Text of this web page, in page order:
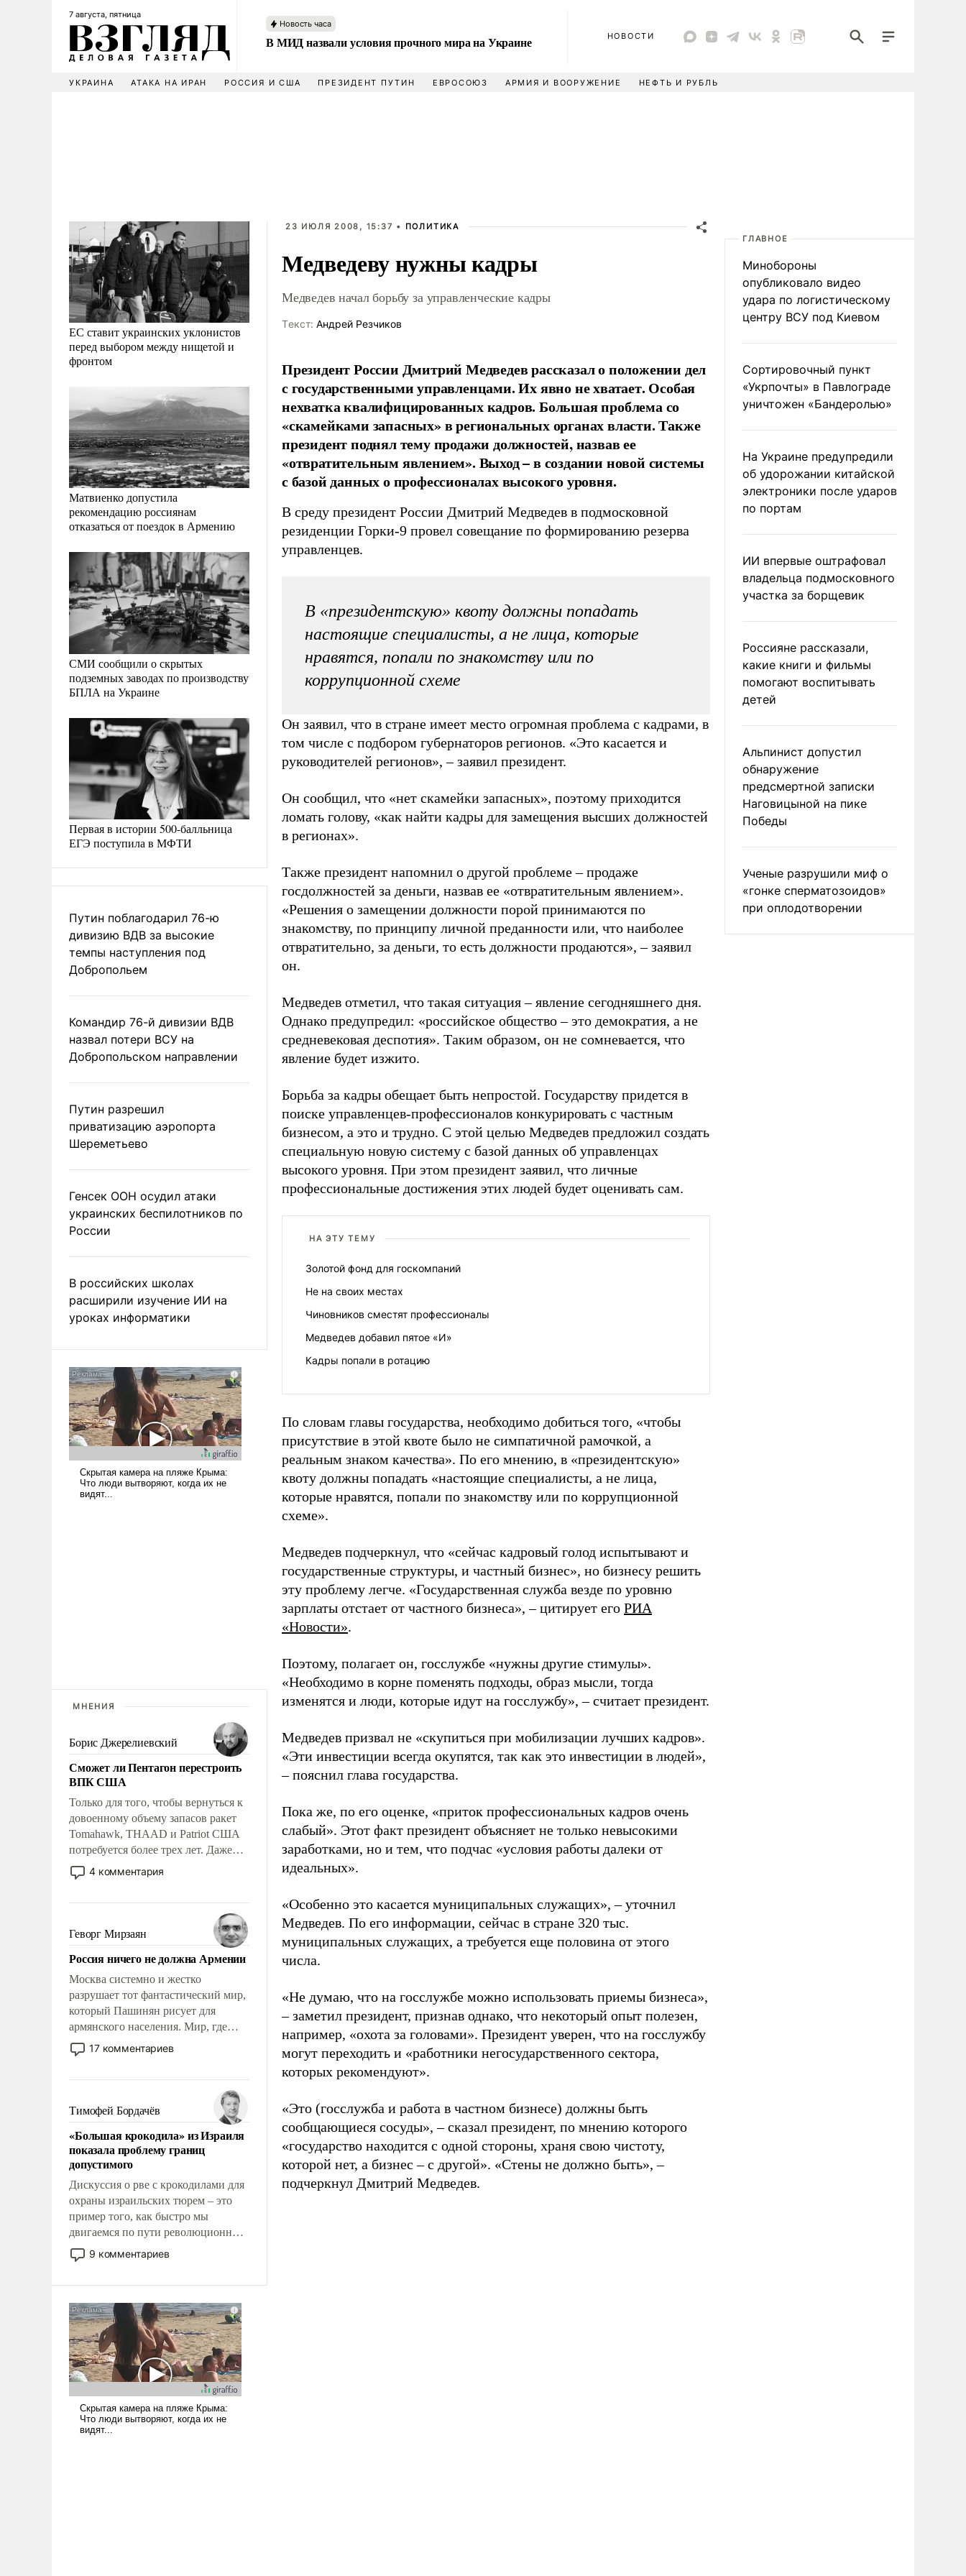
7 августа, пятница
Новость часа
В МИД назвали условия прочного мира на Украине НОВОСТИ
УКРАИНА АТАКА НА ИРАН РОССИЯ И США ПРЕЗИДЕНТ ПУТИН ЕВРОСОЮЗ АРМИЯ И ВООРУЖЕНИЕ НЕФТЬ И РУБЛЬ
ЕС ставит украинских уклонистов
перед выбором между нищетой и
фронтом
Матвиенко допустила
рекомендацию россиянам
отказаться от поездок в Армению
СМИ сообщили о скрытых
подземных заводах по производству
БПЛА на Украине
Первая в истории 500-балльница
ЕГЭ поступила в МФТИ
Путин поблагодарил 76-ю
дивизию ВДВ за высокие
темпы наступления под
Добропольем
Командир 76-й дивизии ВДВ
назвал потери ВСУ на
Добропольском направлении
Путин разрешил
приватизацию аэропорта
Шереметьево
Генсек ООН осудил атаки
украинских беспилотников по
России
В российских школах
расширили изучение ИИ на
уроках информатики
МНЕНИЯ
Борис Джерелиевский
Сможет ли Пентагон перестроить
ВПК США
Только для того, чтобы вернуться к
довоенному объему запасов ракет
Tomahawk, THAAD и Patriot США
потребуется более трех лет. Даже
небольшая война с Ираном
опустошила американские
уязвимости США, например, перед
Китаем.
4 комментария
Геворг Мирзаян
Россия ничего не должна Армении
Москва системно и жестко
разрушает тот фантастический мир,
который Пашинян рисует для
армянского населения. Мир, где
политические прожекты будут
безусловно оплачиваться за счет
где Еревану за свои поступки не
нужно отвечать.
17 комментариев
Тимофей Бордачёв
«Большая крокодила» из Израиля
показала проблему границ
допустимого
Дискуссия о рве с крокодилами для
охраны израильских тюрем – это
пример того, как быстро мы
двигаемся по пути революционных
изменений. То, что несколько лет
назад было образом для
9 комментариев
23 ИЮЛЯ 2008, 15:37 • ПОЛИТИКА
Медведеву нужны кадры
Медведев начал борьбу за управленческие кадры
Tекст: Андрей Резчиков
Президент России Дмитрий Медведев рассказал о положении дел
с государственными управленцами. Их явно не хватает. Особая
нехватка квалифицированных кадров. Большая проблема со
«скамейками запасных» в региональных органах власти. Также
президент поднял тему продажи должностей, назвав ее
«отвратительным явлением». Выход – в создании новой системы
с базой данных о профессионалах высокого уровня.
В среду президент России Дмитрий Медведев в подмосковной
резиденции Горки-9 провел совещание по формированию резерва
управленцев.
В «президентскую» квоту должны попадать
настоящие специалисты, а не лица, которые
нравятся, попали по знакомству или по
коррупционной схеме
Он заявил, что в стране имеет место огромная проблема с кадрами, в
том числе с подбором губернаторов регионов. «Это касается и
руководителей регионов», – заявил президент.
Он сообщил, что «нет скамейки запасных», поэтому приходится
ломать голову, «как найти кадры для замещения высших должностей
в регионах».
Также президент напомнил о другой проблеме – продаже
госдолжностей за деньги, назвав ее «отвратительным явлением».
«Решения о замещении должности порой принимаются по
знакомству, по принципу личной преданности или, что наиболее
отвратительно, за деньги, то есть должности продаются», – заявил
он.
Медведев отметил, что такая ситуация – явление сегодняшнего дня.
Однако предупредил: «российское общество – это демократия, а не
средневековая деспотия». Таким образом, он не сомневается, что
явление будет изжито.
Борьба за кадры обещает быть непростой. Государству придется в
поиске управленцев-профессионалов конкурировать с частным
бизнесом, а это и трудно. С этой целью Медведев предложил создать
специальную новую систему с базой данных об управленцах
высокого уровня. При этом президент заявил, что личные
профессиональные достижения этих людей будет оценивать сам.
НА ЭТУ ТЕМУ
Золотой фонд для госкомпаний
Не на своих местах
Чиновников сместят профессионалы
Медведев добавил пятое «И»
Кадры попали в ротацию
По словам главы государства, необходимо добиться того, «чтобы
присутствие в этой квоте было не симпатичной рамочкой, а
реальным знаком качества». По его мнению, в «президентскую»
квоту должны попадать «настоящие специалисты, а не лица,
которые нравятся, попали по знакомству или по коррупционной
схеме».
Медведев подчеркнул, что «сейчас кадровый голод испытывают и
государственные структуры, и частный бизнес», но бизнесу решить
эту проблему легче. «Государственная служба везде по уровню
зарплаты отстает от частного бизнеса», – цитирует его РИА
«Новости».
Поэтому, полагает он, госслужбе «нужны другие стимулы».
«Необходимо в корне поменять подходы, образ мысли, тогда
изменятся и люди, которые идут на госслужбу», – считает президент.
Медведев призвал не «скупиться при мобилизации лучших кадров».
«Эти инвестиции всегда окупятся, так как это инвестиции в людей»,
– пояснил глава государства.
Пока же, по его оценке, «приток профессиональных кадров очень
слабый». Этот факт президент объясняет не только невысокими
заработками, но и тем, что подчас «условия работы далеки от
идеальных».
«Особенно это касается муниципальных служащих», – уточнил
Медведев. По его информации, сейчас в стране 320 тыс.
муниципальных служащих, а требуется еще половина от этого
числа.
«Не думаю, что на госслужбе можно использовать приемы бизнеса»,
– заметил президент, признав однако, что некоторый опыт полезен,
например, «охота за головами». Президент уверен, что на госслужбу
могут переходить и «работники негосударственного сектора,
которых рекомендуют».
«Это (госслужба и работа в частном бизнесе) должны быть
сообщающиеся сосуды», – сказал президент, по мнению которого
«государство находится с одной стороны, храня свою чистоту,
которой нет, а бизнес – с другой». «Стены не должно быть», –
подчеркнул Дмитрий Медведев.
ГЛАВНОЕ
Минобороны
опубликовало видео
удара по логистическому
центру ВСУ под Киевом
Сортировочный пункт
«Укрпочты» в Павлограде
уничтожен «Бандеролью»
На Украине предупредили
об удорожании китайской
электроники после ударов
по портам
ИИ впервые оштрафовал
владельца подмосковного
участка за борщевик
Россияне рассказали,
какие книги и фильмы
помогают воспитывать
детей
Альпинист допустил
обнаружение
предсмертной записки
Наговицыной на пике
Победы
Ученые разрушили миф о
«гонке сперматозоидов»
при оплодотворении